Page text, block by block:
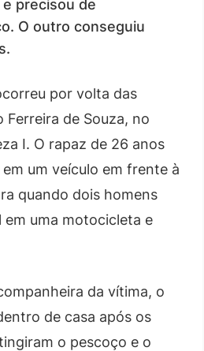
precisou de
O outro conseguiu
por volta das
Ferreira de Souza, no
I. O rapaz de 26 anos
um veículo em frente à
quando dois homens
em uma motocicleta e
da vítima, o
de casa após os
o pescoço e o